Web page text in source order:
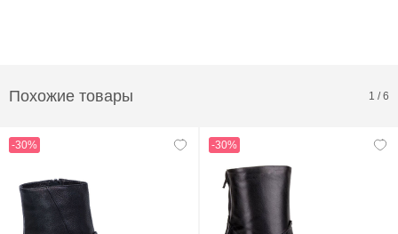
Похожие товары 1 /6
-30% -30%